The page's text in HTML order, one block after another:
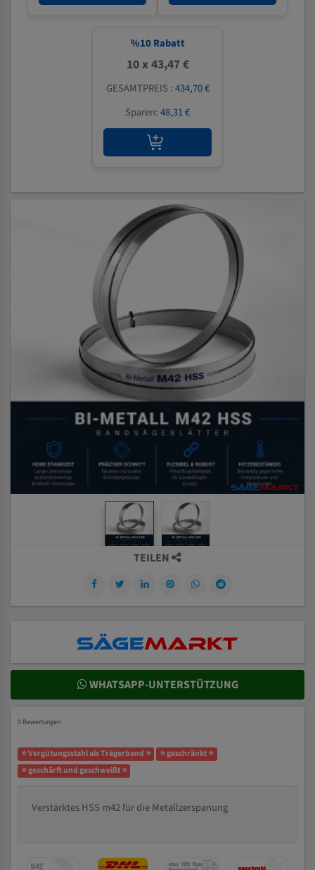
%10 Rabatt
10 x 43,47 €
GESAMTPREIS :434,70 €
Sparen:48,31 €
TEILEN
WHATSAPP-UNTERSTÜTZUNG
0 Bewertungen
⭐ Vergütungsstahl als Trägerband ⭐
⭐ geschränkt ⭐
⭐ geschärft und geschweißt ⭐
Verstärktes HSS m42 für die Metallzerspanung